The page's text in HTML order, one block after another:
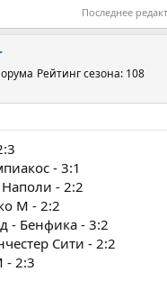
Последнее
Рейтинг сезона: 108
- 3:1
- 2:2
М - 2:2
- Бенфика - 3:2
Сити - 2:2
2:3